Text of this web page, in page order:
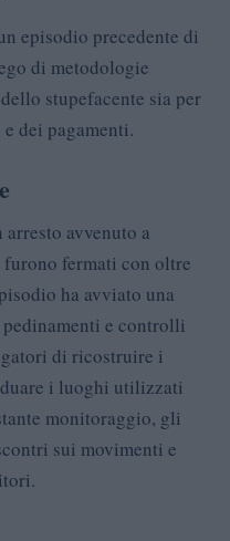
episodio precedente di
di metodologie
stupefacente sia per
dei pagamenti.
avvenuto a
fermati con oltre
ha avviato una
e controlli
di ricostruire i
i luoghi utilizzati
monitoraggio, gli
sui movimenti e